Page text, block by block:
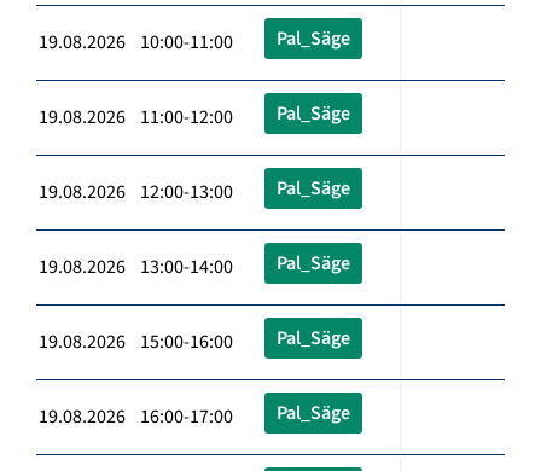
19.08.2026 10:00-11:00 Pal_Säge
19.08.2026 11:00-12:00 Pal_Säge
19.08.2026 12:00-13:00 Pal_Säge
19.08.2026 13:00-14:00 Pal_Säge
19.08.2026 15:00-16:00 Pal_Säge
19.08.2026 16:00-17:00 Pal_Säge